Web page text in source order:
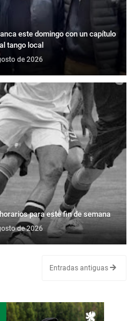
este domingo con un capítulo
tango local
de 2026
para este fin de semana
de 2026
Entradas antiguas